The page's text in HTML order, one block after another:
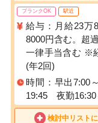
ブランクOK 駅近
給与：月給23
8000円含む。超
一律手当含む ※
(年2回)
時間：早出7:00
19:45 夜勤16:30
検討中リスト